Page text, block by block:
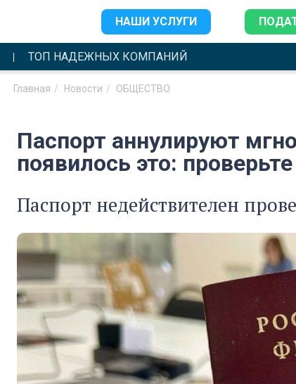
НАШИ УСЛУГИ
ТОП НАДЕЖНЫХ КОМПАНИЙ
Главная Новости ОБЩЕСТВО
Паспорт аннулируют
появилось это:
Паспорт недействителен